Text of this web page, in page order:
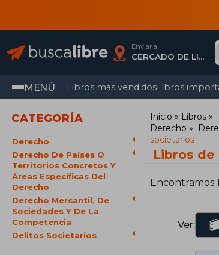
Enviar a
CERCADO DE LIMA, Lima
MENÚ Libros más vendidosLibros
CATEGORÍA
Derecho
Derecho De Países O
Territorios Concretos Y
Áreas Específicas Del
Derecho
Derecho Mercantil, De
Sociedades Y De La
Competencia
Delitos Societarios
Inicio
Libros
Derecho
societarios
Libros
Encontramos
Ver: